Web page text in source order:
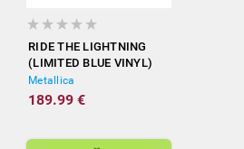
RIDE THE LIGHTNING
(LIMITED BLUE VINYL)
Metallica
189.99 €